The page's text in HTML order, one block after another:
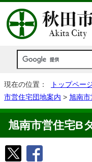
現在の位置： トップペー
市営住宅団地案内 > 旭南
旭南市営住宅B